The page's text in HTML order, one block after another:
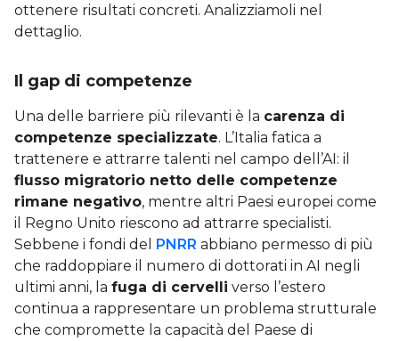
ottenere risultati concreti. Analizziamoli nel
dettaglio.
Il gap di competenze
Una delle barriere più rilevanti è la carenza di
competenze specializzate. L’Italia fatica a
trattenere e attrarre talenti nel campo dell’AI: il
flusso migratorio netto delle competenze
rimane negativo, mentre altri Paesi europei come
il Regno Unito riescono ad attrarre specialisti.
Sebbene i fondi del PNRR abbiano permesso di più
che raddoppiare il numero di dottorati in AI negli
ultimi anni, la fuga di cervelli verso l’estero
continua a rappresentare un problema strutturale
che compromette la capacità del Paese di